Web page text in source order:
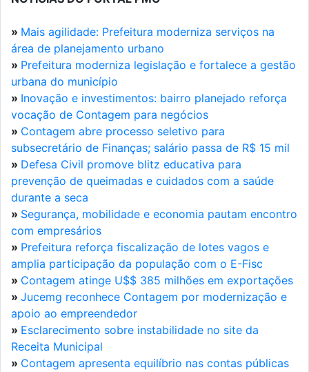
» Mais agilidade: Prefeitura moderniza serviços na
área de planejamento urbano
» Prefeitura moderniza legislação e fortalece a gestão
urbana do município
» Inovação e investimentos: bairro planejado reforça
vocação de Contagem para negócios
» Contagem abre processo seletivo para
subsecretário de Finanças; salário passa de R$ 15 mil
» Defesa Civil promove blitz educativa para
prevenção de queimadas e cuidados com a saúde
durante a seca
» Segurança, mobilidade e economia pautam encontro
com empresários
» Prefeitura reforça fiscalização de lotes vagos e
amplia participação da população com o E-Fisc
» Contagem atinge U$$ 385 milhões em exportações
» Jucemg reconhece Contagem por modernização e
apoio ao empreendedor
» Esclarecimento sobre instabilidade no site da
Receita Municipal
» Contagem apresenta equilíbrio nas contas públicas